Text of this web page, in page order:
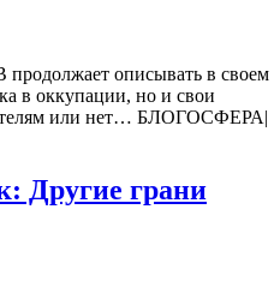
продолжает описывать в своем
в оккупации, но и свои
или нет… БЛОГОСФЕРА|
Другие грани